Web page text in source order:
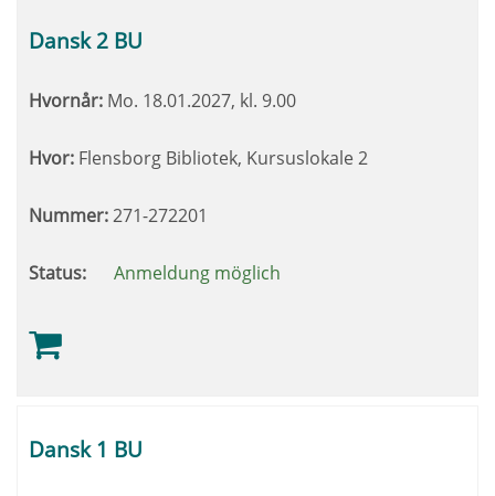
Dansk 2 BU
Hvornår: Mo. 18.01.2027, kl. 9.00
Hvor: Flensborg Bibliotek, Kursuslokale 2
Nummer:271-272201
Status: Anmeldung möglich
Dansk 1 BU